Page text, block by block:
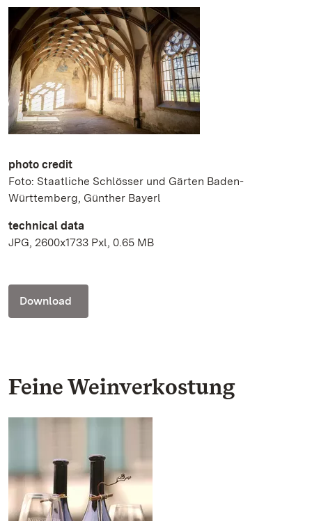
photo credit
Foto: Staatliche Schlösser und Gärten Baden-
Württemberg, Günther Bayerl
technical data
JPG, 2600x1733 Pxl, 0.65 MB
Download
Feine Weinverkostung